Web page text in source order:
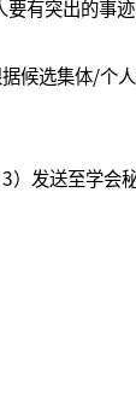
有突出的事
候选集体/个人
）发送至学会